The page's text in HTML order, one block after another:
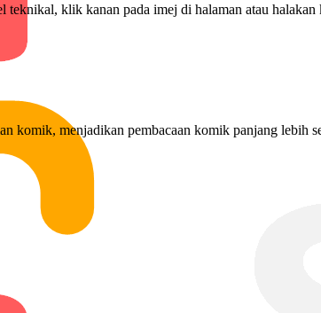
teknikal, klik kanan pada imej di halaman atau
komik, menjadikan pembacaan komik panjang